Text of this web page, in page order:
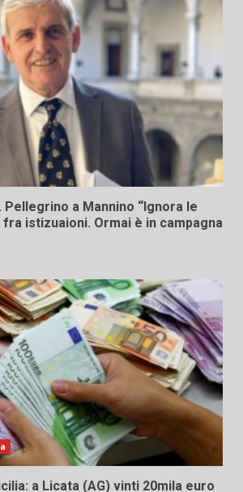
Pellegrino a Mannino “Ignora le
istizuaioni. Ormai è in campagna
a Licata (AG) vinti 20mila euro